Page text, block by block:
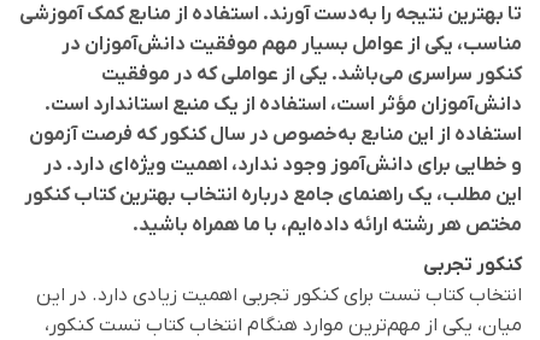
تا بهترین نتیجه را به‌دست آورند. استفاده از منابع کمک آموزشی
مناسب، یکی از عوامل بسیار مهم موفقیت دانش‌آموزان در
کنکور سراسری می‌باشد. یکی از عواملی که در موفقیت
دانش‌آموزان مؤثر است، استفاده از یک منبع استاندارد است.
استفاده از این منابع به‌خصوص در سال کنکور که فرصت آزمون
و خطایی برای دانش‌آموز وجود ندارد، اهمیت ویژه‌ای دارد. در
این مطلب، یک راهنمای جامع درباره انتخاب بهترین کتاب کنکور
مختص هر رشته ارائه داده‌ایم، با ما همراه باشید.
کنکور تجربی
انتخاب کتاب تست برای کنکور تجربی اهمیت زیادی دارد. در این
میان، یکی از مهم‌ترین موارد هنگام انتخاب کتاب تست کنکور،